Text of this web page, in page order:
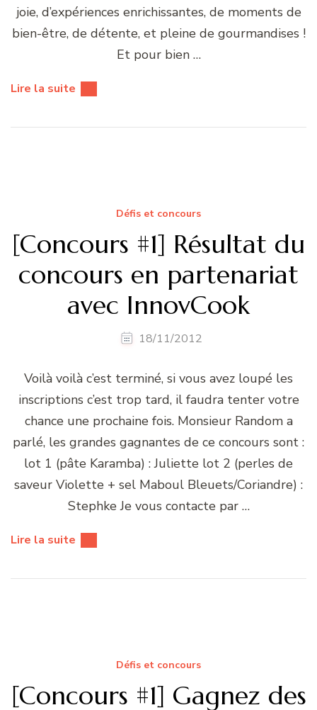
joie, d’expériences enrichissantes, de moments de
bien-être, de détente, et pleine de gourmandises !
Et pour bien …
Lire la suite
Défis et concours
[Concours #1] Résultat du
concours en partenariat
avec InnovCook
18/11/2012
Voilà voilà c’est terminé, si vous avez loupé les
inscriptions c’est trop tard, il faudra tenter votre
chance une prochaine fois. Monsieur Random a
parlé, les grandes gagnantes de ce concours sont :
lot 1 (pâte Karamba) : Juliette lot 2 (perles de
saveur Violette + sel Maboul Bleuets/Coriandre) :
Stephke Je vous contacte par …
Lire la suite
Défis et concours
[Concours #1] Gagnez des